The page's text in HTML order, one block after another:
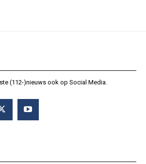
(112-)nieuws ook op Social Media.